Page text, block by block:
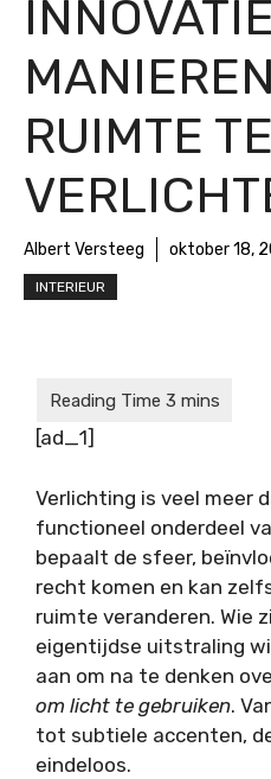
RUIMTE TE
Albert Versteeg oktober 18,
INTERIEUR
[ad_1]
Verlichting is veel meer
functioneel onderdeel
bepaalt de sfeer,
recht komen en kan
ruimte veranderen. Wie
eigentijdse uitstraling
aan om na te denken
om licht te gebruiken.
tot subtiele accenten,
eindeloos.